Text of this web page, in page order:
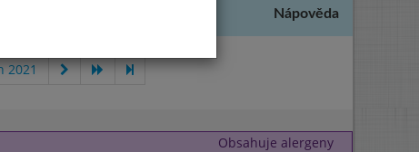
Nápověda
2021
Obsahuje alergeny